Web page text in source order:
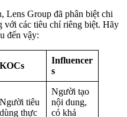
Lens Group đã phân biệt chi
với các tiêu chí riêng biệt. Hãy
đến vậy:
KOCs
Influencer
s
Người tiêu
dùng thực
Người tạo
nội dung,
có khả